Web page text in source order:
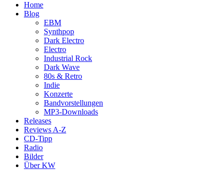
Home
Blog
EBM
Synthpop
Dark Electro
Electro
Industrial Rock
Dark Wave
80s & Retro
Indie
Konzerte
Bandvorstellungen
MP3-Downloads
Releases
Reviews A-Z
CD-Tipp
Radio
Bilder
Über KW